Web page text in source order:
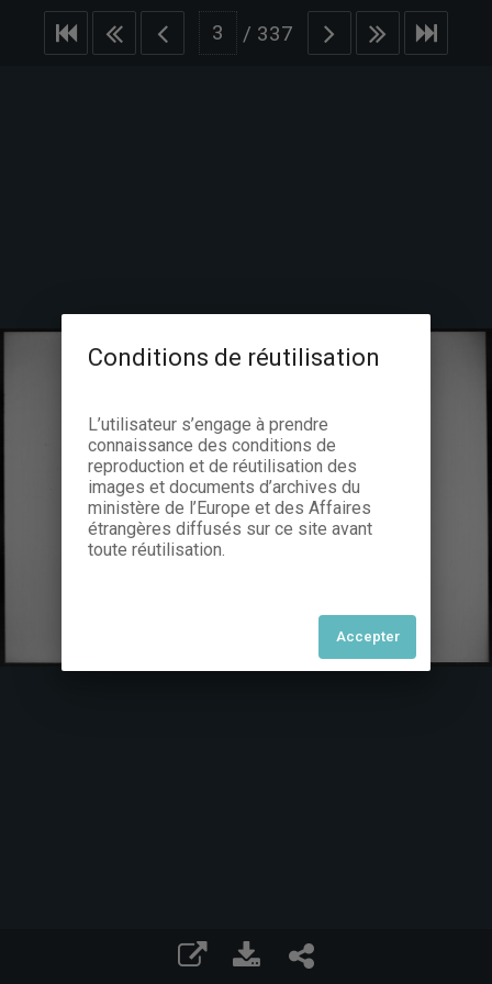
/ 337
Conditions de réutilisation
L’utilisateur s’engage à prendre
connaissance des conditions de
reproduction et de réutilisation des
images et documents d’archives du
ministère de l’Europe et des Affaires
étrangères diffusés sur ce site avant
toute réutilisation.